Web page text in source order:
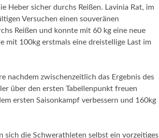
Heber sicher durchs Reißen. Lavinia Rat, im
Versuchen einen souveränen
Reißen und konnte mit 60 kg eine neue
mit 100kg erstmals eine dreistellige Last im
nachdem zwischenzeitlich das Ergebnis des
über den ersten Tabellenpunkt freuen
ersten Saisonkampf verbessern und 160kg
sich die Schwerathleten selbst ein vorzeitiges